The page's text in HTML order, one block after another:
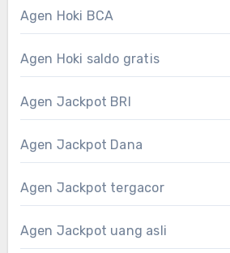
Agen Hoki BCA
Agen Hoki saldo gratis
Agen Jackpot BRI
Agen Jackpot Dana
Agen Jackpot tergacor
Agen Jackpot uang asli